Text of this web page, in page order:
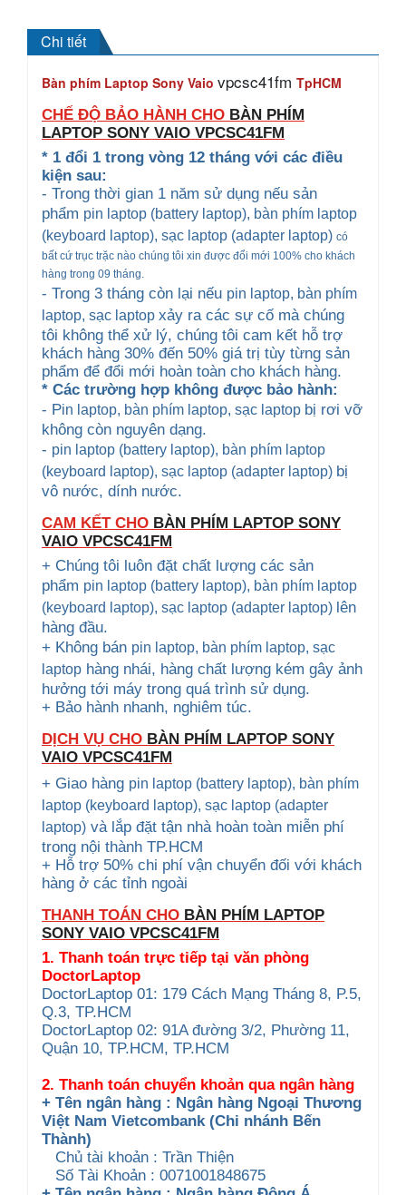
Chi tiết
Bàn phím Laptop Sony Vaio vpcsc41fm TpHCM
CHẾ ĐỘ BẢO HÀNH CHO BÀN PHÍM
LAPTOP SONY VAIO VPCSC41FM
* 1 đổi 1 trong vòng 12 tháng với các điều
kiện sau:
- Trong thời gian 1 năm sử dụng nếu sản
phẩm pin laptop (battery laptop), bàn phím laptop
(keyboard laptop), sạc laptop (adapter laptop) có
bất cứ trục trặc nào chúng tôi xin được đổi mới 100% cho khách
hàng trong 09 tháng.
- Trong 3 tháng còn lại nếu pin laptop, bàn phím
laptop, sạc laptop xảy ra các sự cố mà chúng
tôi không thể xử lý, chúng tôi cam kết hỗ trợ
khách hàng 30% đến 50% giá trị tùy từng sản
phẩm để đổi mới hoàn toàn cho khách hàng.
* Các trường hợp không được bảo hành:
- Pin laptop, bàn phím laptop, sạc laptop bị rơi vỡ
không còn nguyên dạng.
- pin laptop (battery laptop), bàn phím laptop
(keyboard laptop), sạc laptop (adapter laptop) bị
vô nước, dính nước.
CAM KẾT CHO BÀN PHÍM LAPTOP SONY
VAIO VPCSC41FM
+ Chúng tôi luôn đặt chất lượng các sản
phẩm pin laptop (battery laptop), bàn phím laptop
(keyboard laptop), sạc laptop (adapter laptop) lên
hàng đầu.
+ Không bán pin laptop, bàn phím laptop, sạc
laptop hàng nhái, hàng chất lượng kém gây ảnh
hưởng tới máy trong quá trình sử dụng.
+ Bảo hành nhanh, nghiêm túc.
DỊCH VỤ CHO BÀN PHÍM LAPTOP SONY
VAIO VPCSC41FM
+ Giao hàng pin laptop (battery laptop), bàn phím
laptop (keyboard laptop), sạc laptop (adapter
laptop) và lắp đặt tận nhà hoàn toàn miễn phí
trong nội thành TP.HCM
+ Hỗ trợ 50% chi phí vận chuyển đối với khách
hàng ở các tỉnh ngoài
THANH TOÁN CHO BÀN PHÍM LAPTOP
SONY VAIO VPCSC41FM
1. Thanh toán trực tiếp tại văn phòng
DoctorLaptop
DoctorLaptop 01: 179 Cách Mạng Tháng 8, P.5,
Q.3, TP.HCM
DoctorLaptop 02: 91A đường 3/2, Phường 11,
Quận 10, TP.HCM, TP.HCM
2. Thanh toán chuyển khoản qua ngân hàng
+ Tên ngân hàng : Ngân hàng Ngoại Thương
Việt Nam Vietcombank (Chi nhánh Bến
Thành)
Chủ tài khoản : Trần Thiện
Số Tài Khoản : 0071001848675